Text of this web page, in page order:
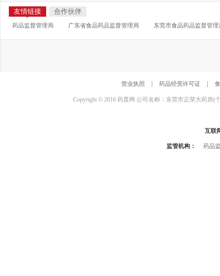
友情链接 合作伙伴
药品监督管理局 广东省食品药品监督管理局 东莞市食品药品监督管理
营业执照 药品经营许可证
Copyright © 2016 药普网 公司名称：东莞市正荣大药房(
互联
监管机构： 药品